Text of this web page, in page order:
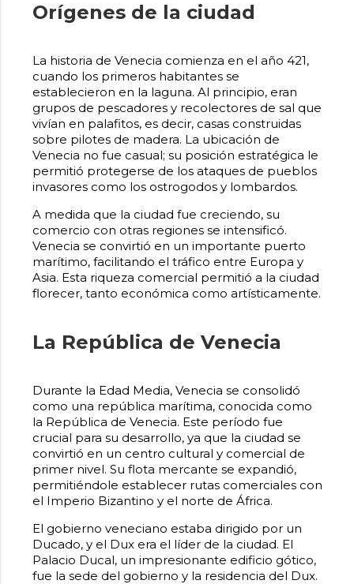
Orígenes de la ciudad
La historia de Venecia comienza en el año 421,
cuando los primeros habitantes se
establecieron en la laguna. Al principio, eran
grupos de pescadores y recolectores de sal que
vivían en palafitos, es decir, casas construidas
sobre pilotes de madera. La ubicación de
Venecia no fue casual; su posición estratégica le
permitió protegerse de los ataques de pueblos
invasores como los ostrogodos y lombardos.
A medida que la ciudad fue creciendo, su
comercio con otras regiones se intensificó.
Venecia se convirtió en un importante puerto
marítimo, facilitando el tráfico entre Europa y
Asia. Esta riqueza comercial permitió a la ciudad
florecer, tanto económica como artísticamente.
La República de Venecia
Durante la Edad Media, Venecia se consolidó
como una república marítima, conocida como
la República de Venecia. Este período fue
crucial para su desarrollo, ya que la ciudad se
convirtió en un centro cultural y comercial de
primer nivel. Su flota mercante se expandió,
permitiéndole establecer rutas comerciales con
el Imperio Bizantino y el norte de África.
El gobierno veneciano estaba dirigido por un
Ducado, y el Dux era el líder de la ciudad. El
Palacio Ducal, un impresionante edificio gótico,
fue la sede del gobierno y la residencia del Dux.